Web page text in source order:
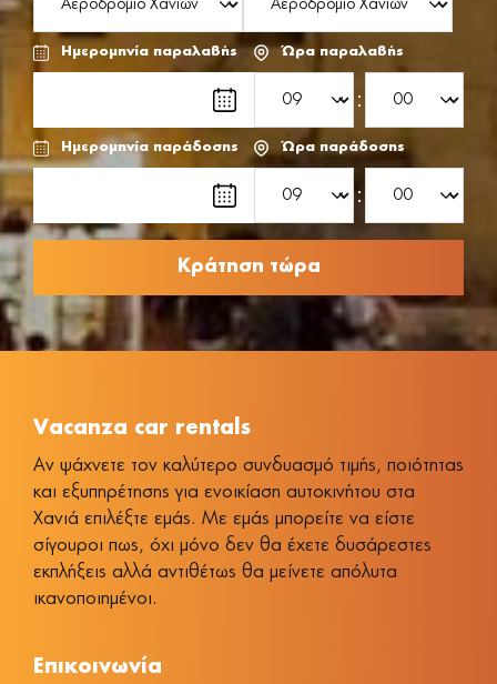
Ημερομηνία παραλαβής Ώρα παραλαβής
:
Ημερομηνία παράδοσης Ώρα παράδοσης
:
Vacanza car rentals
Αν ψάχνετε τον καλύτερο συνδυασμό τιμής, ποιότητας
και εξυπηρέτησης για ενοικίαση αυτοκινήτου στα
Χανιά επιλέξτε εμάς. Με εμάς μπορείτε να είστε
σίγουροι πως, όχι μόνο δεν θα έχετε δυσάρεστες
εκπλήξεις αλλά αντιθέτως θα μείνετε απόλυτα
ικανοποιημένοι.
Επικοινωνία